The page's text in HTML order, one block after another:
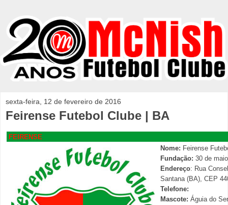
sexta-feira, 12 de fevereiro de 2016
Feirense Futebol Clube | BA
FEIRENSE
Nome: Feirense
Fundação: 30 de
Endereço: Rua
Santana (BA), CEP
Telefone:
Mascote: Águia do